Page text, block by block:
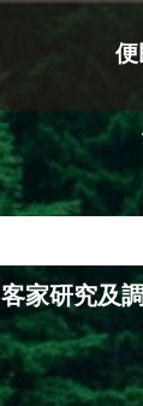
便
客家研究及